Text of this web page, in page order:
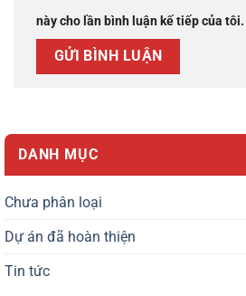
DANH MỤC
Chưa phân loại
Dự án đã hoàn thiện
Tin tức
này cho lần bình luận kế tiếp của tôi.